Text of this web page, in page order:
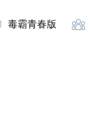
毒霸青春版